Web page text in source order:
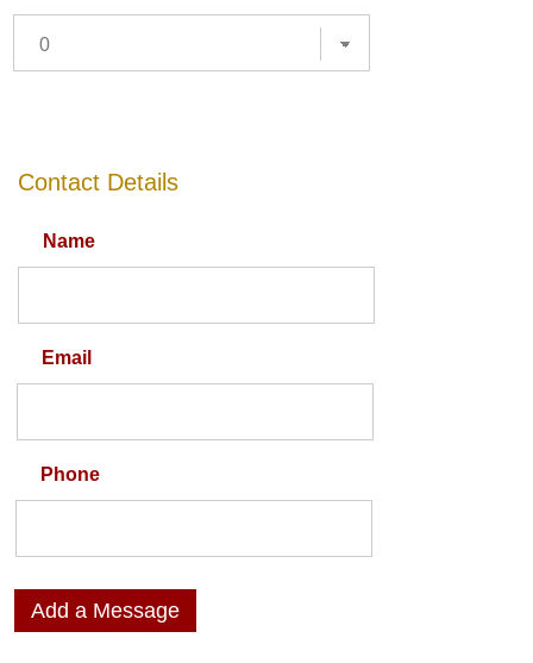
Contact Details
Name
Email
Phone
Add a Message